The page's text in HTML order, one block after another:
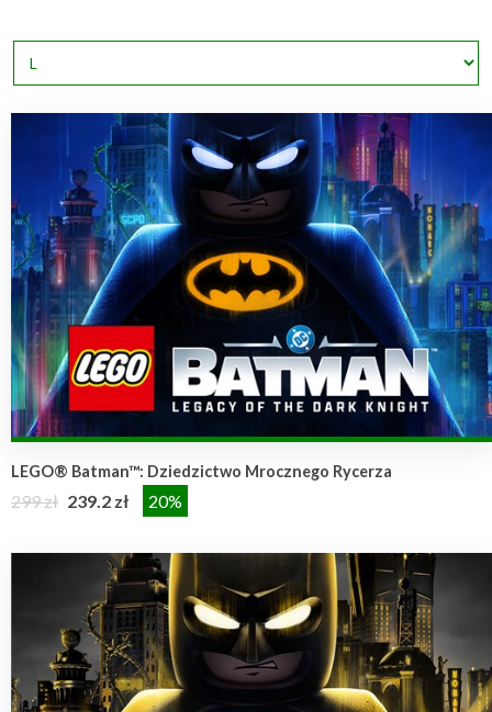
LEGO® Batman™: Dziedzictwo Mrocznego Rycerza
299 zł 239.2 zł 20%